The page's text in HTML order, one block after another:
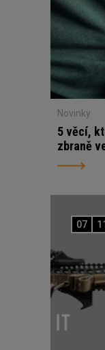
Novinky
5 věcí,
zbraně
07 11